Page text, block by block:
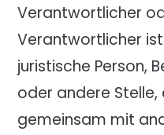
Verantwortlicher
Verantwortlicher
juristische Person,
oder andere Stelle,
gemeinsam mit